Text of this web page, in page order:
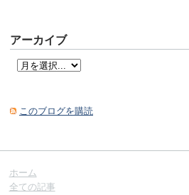
アーカイブ
このブログを購読
ホーム
全ての記事